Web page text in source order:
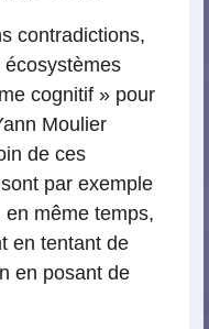
contradictions,
cognitif » pour
Moulier
de ces
par exemple
même temps,
en tentant de
en posant de